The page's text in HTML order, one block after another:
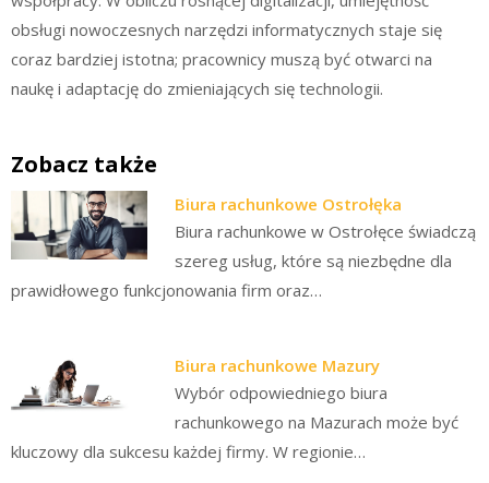
obsługi nowoczesnych narzędzi informatycznych staje się
coraz bardziej istotna; pracownicy muszą być otwarci na
naukę i adaptację do zmieniających się technologii.
Zobacz także
Biura rachunkowe Ostrołęka
Biura rachunkowe w Ostrołęce świadczą
szereg usług, które są niezbędne dla
prawidłowego funkcjonowania firm oraz…
Biura rachunkowe Mazury
Wybór odpowiedniego biura
rachunkowego na Mazurach może być
kluczowy dla sukcesu każdej firmy. W regionie…